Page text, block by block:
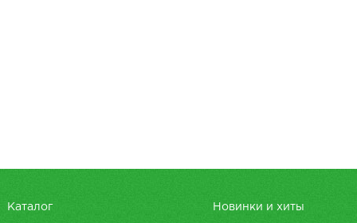
Каталог Новинки и хиты